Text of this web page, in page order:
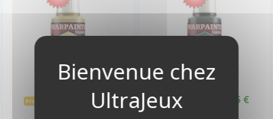
Promo -10% 3,15 € Promo -10% 3,15 €